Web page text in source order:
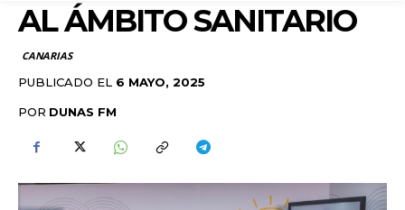
AL ÁMBITO SANITARIO
CANARIAS
PUBLICADO EL 6 MAYO, 2025
POR DUNAS FM